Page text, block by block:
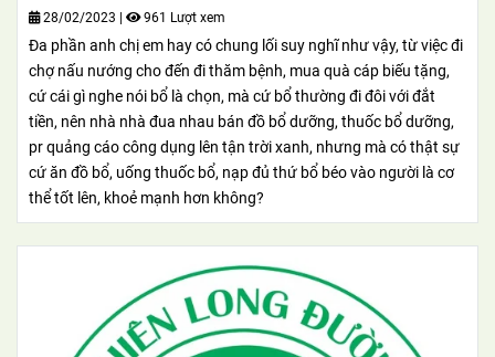
28/02/2023 961 Lượt xem
Đa phần anh chị em hay có chung lối suy nghĩ như vậy, từ việc đi
chợ nấu nướng cho đến đi thăm bệnh, mua quà cáp biếu tặng,
cứ cái gì nghe nói bổ là chọn, mà cứ bổ thường đi đôi với đắt
tiền, nên nhà nhà đua nhau bán đồ bổ dưỡng, thuốc bổ dưỡng,
pr quảng cáo công dụng lên tận trời xanh, nhưng mà có thật sự
cứ ăn đồ bổ, uống thuốc bổ, nạp đủ thứ bổ béo vào người là cơ
thể tốt lên, khoẻ mạnh hơn không?